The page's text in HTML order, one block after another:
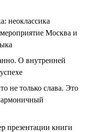
неоклассика
Москва и
О внутренней
не только слава. Это
презентации книги